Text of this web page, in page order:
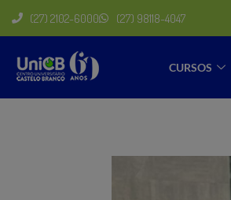
(27) 2102-6000 (27) 98118-4047
CURSOS